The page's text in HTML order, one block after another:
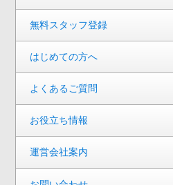
無料スタッフ登録
はじめての方へ
よくあるご質問
お役立ち情報
運営会社案内